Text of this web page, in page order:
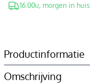
16.00u, morgen in huis
Productinformatie
Omschrijving